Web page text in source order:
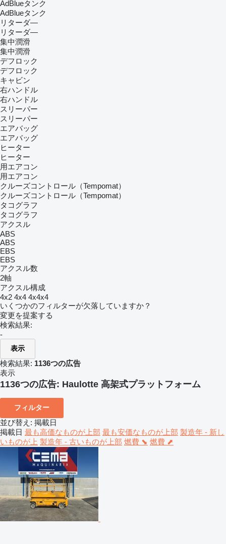
AdBlueタンク
AdBlueタンク
リターダ―
リターダ―
集中潤滑
集中潤滑
デフロック
デフロック
キャビン
右ハンドル
右ハンドル
スリーパー
スリーパー
エアバッグ
エアバッグ
ヒーター
ヒーター
用エアコン
用エアコン
クルーズコントロール（Tempomat）
クルーズコントロール（Tempomat）
タコグラフ
タコグラフ
アクスル
ABS
ABS
EBS
EBS
アクスル数
2軸
アクスル構成
4x2 4x4 4x4x4
いくつかのフィルターが欠落していますか？
変更を提案する
検索結果:
-
表示
検索結果: 1136つの広告
表示
1136つの広告: Haulotte 高架式プラットフォーム
フィルター
並び替え : 掲載日
掲載日 最も高価なものが上部 最も安価なものが上部 製造年 - 新し
いものが上 製造年 - 古いものが上部 燃費 ⬊ 燃費 ⬈